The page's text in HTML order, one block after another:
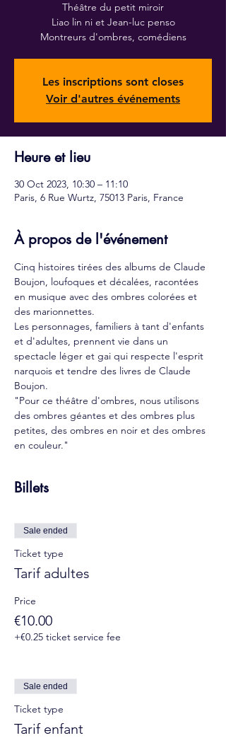
Théâtre du petit miroir
Liao lin ni et Jean-luc penso
Montreurs d'ombres, comédiens
Les inscriptions sont closes
Voir d'autres événements
Heure et lieu
30 Oct 2023, 10:30 – 11:10
Paris, 6 Rue Wurtz, 75013 Paris, France
À propos de l'événement
Cinq histoires tirées des albums de Claude
Boujon, loufoques et décalées, racontées
en musique avec des ombres colorées et
des marionnettes.
Les personnages, familiers à tant d'enfants
et d'adultes, prennent vie dans un
spectacle léger et gai qui respecte l'esprit
narquois et tendre des livres de Claude
Boujon.
"Pour ce théâtre d'ombres, nous utilisons
des ombres géantes et des ombres plus
petites, des ombres en noir et des ombres
en couleur."
Billets
Sale ended
Ticket type
Tarif adultes
Price
€10.00
+€0.25 ticket service fee
Sale ended
Ticket type
Tarif enfant